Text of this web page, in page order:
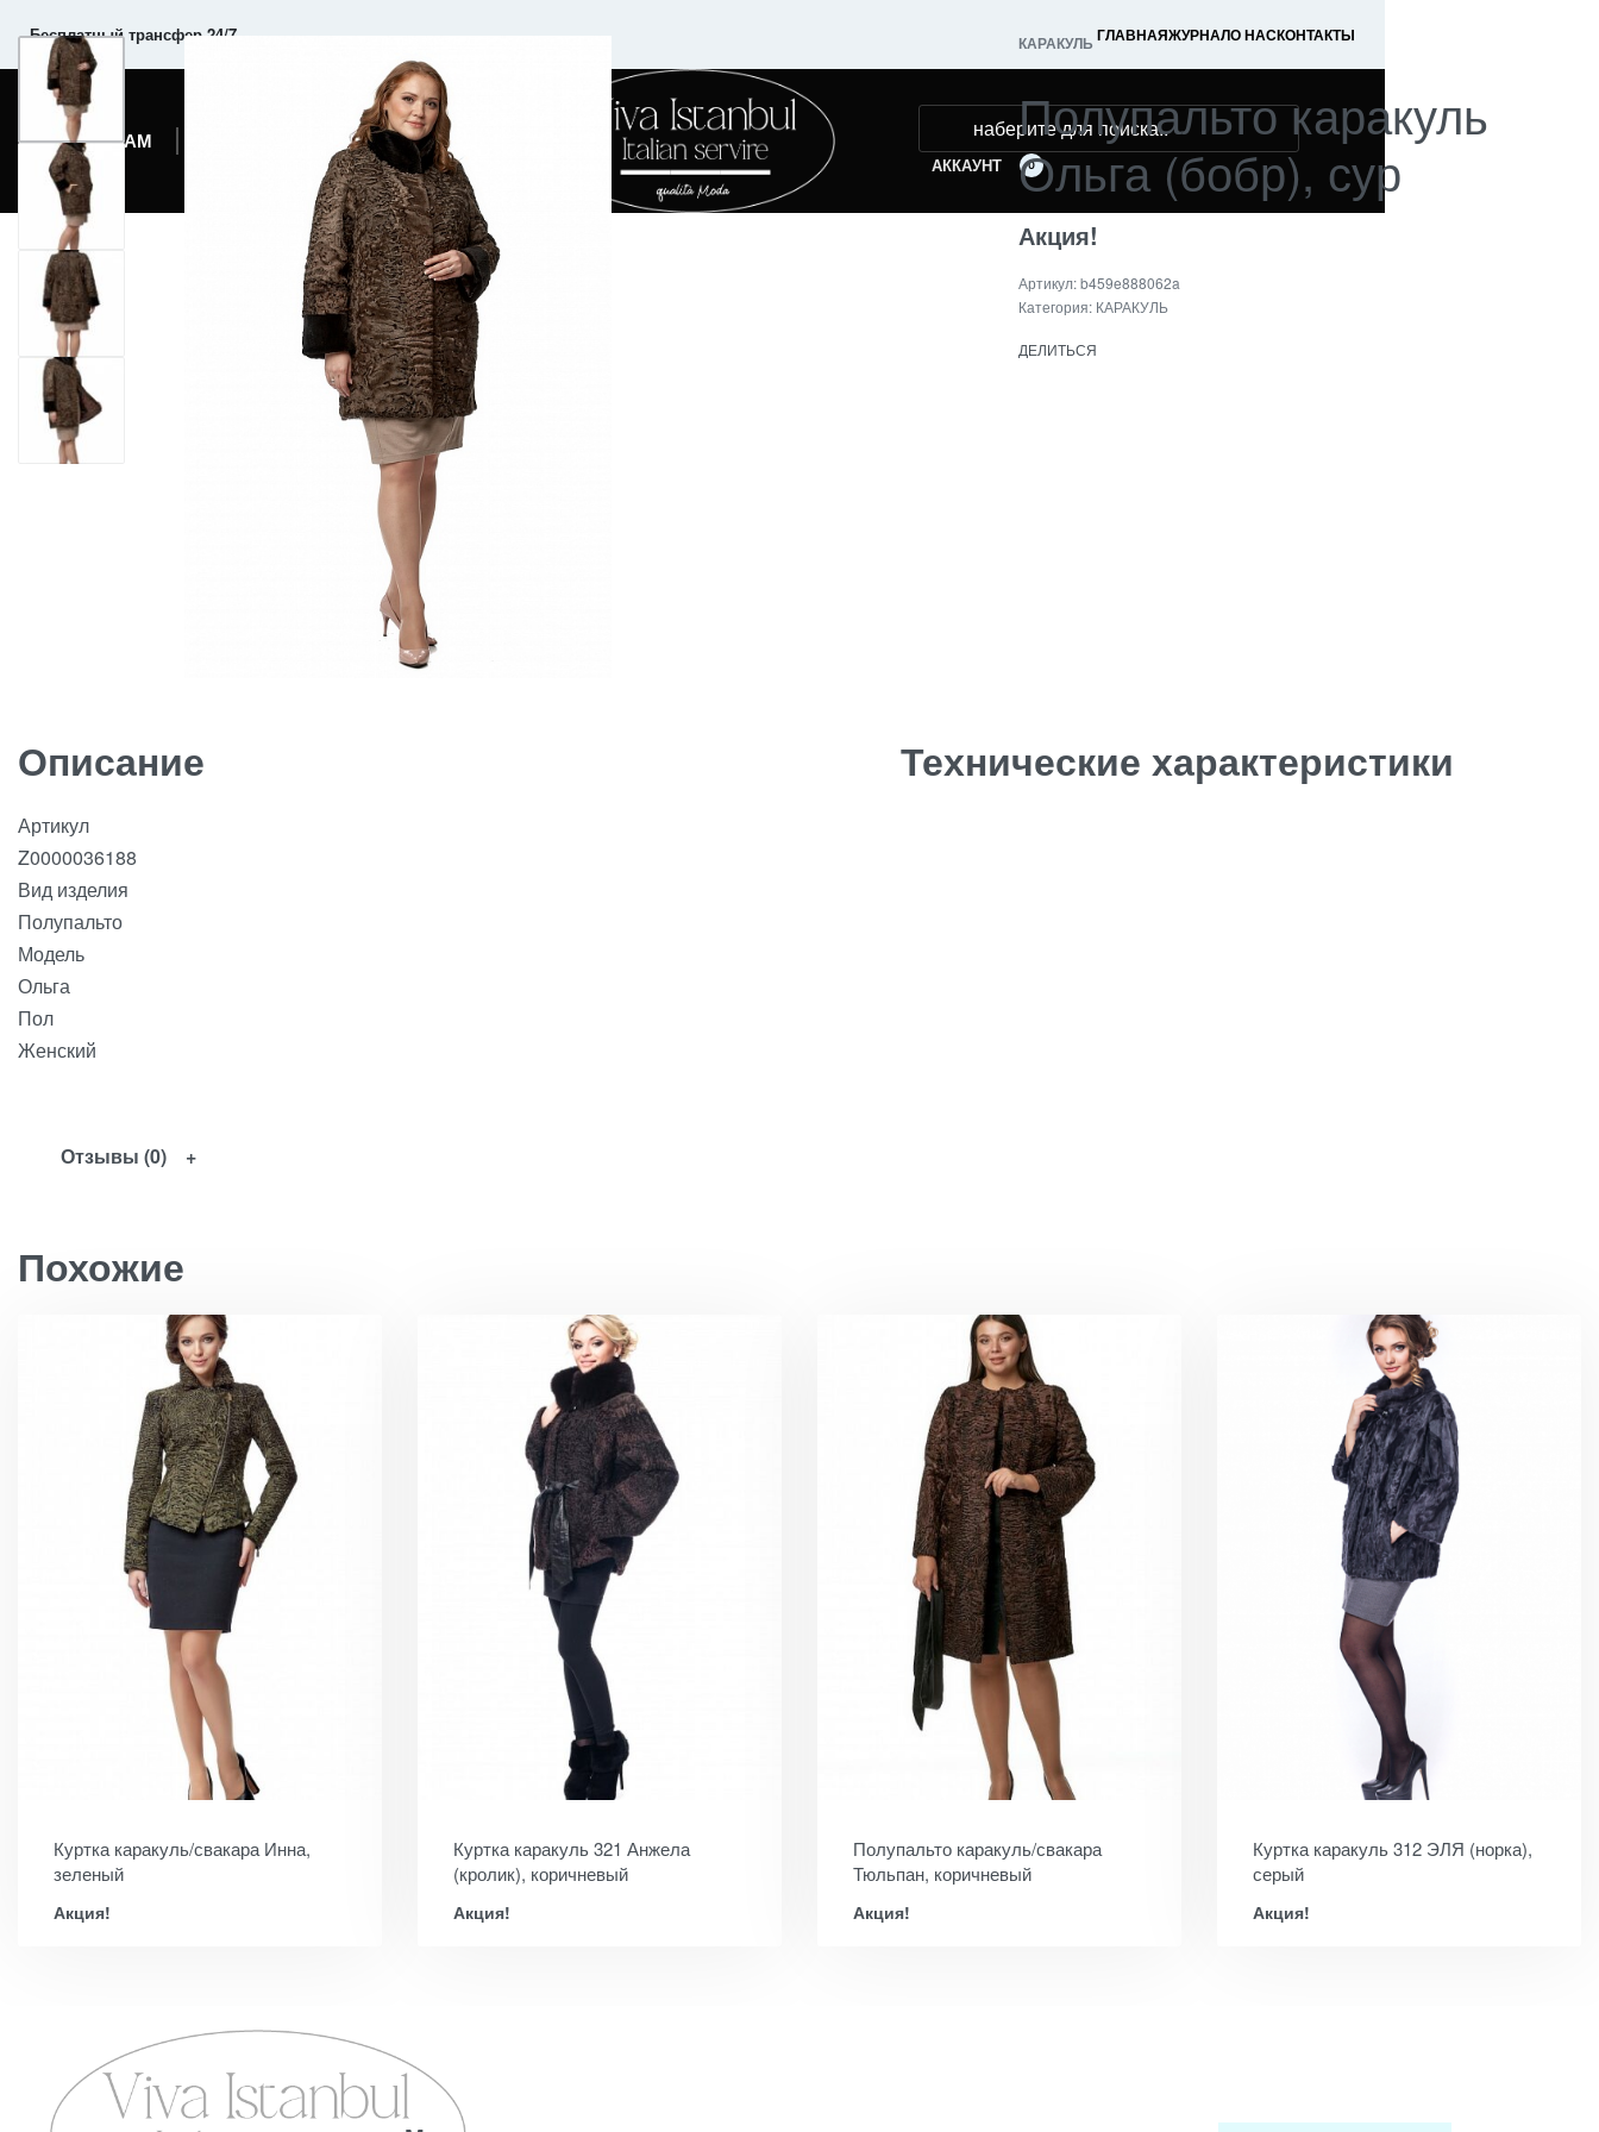
Комфортабельный микроавтобус ГЛАВНАЯЖУРНАЛО НАСКОНТАКТЫ
ЖЕНЩИНАМ
АККАУНТ 0
КАРАКУЛЬ
Полупальто каракуль
Ольга (бобр), сур
Акция!
b459e888062a
Категория: КАРАКУЛЬ
ДЕЛИТЬСЯ
Описание
Артикул
Z0000036188
Вид изделия
Полупальто
Модель
Ольга
Пол
Женский
Технические характеристики
Отзывы (0)
Похожие
Куртка каракуль/свакара Инна,
зеленый
Акция!
Куртка каракуль 321 Анжела
(кролик), коричневый
Акция!
Полупальто каракуль/свакара
Тюльпан, коричневый
Акция!
Куртка каракуль 312 ЭЛЯ (норка),
серый
Акция!